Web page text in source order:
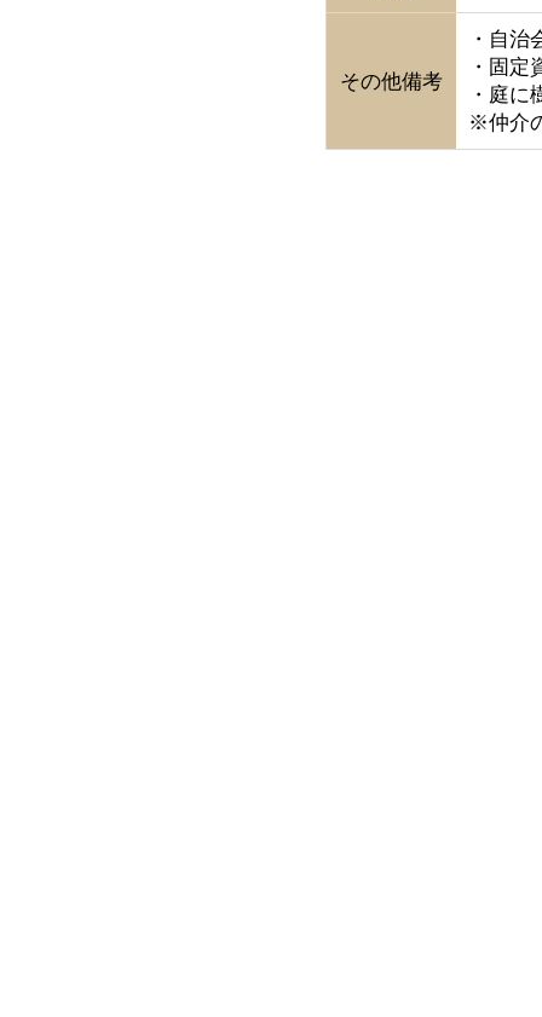
その他備考
・自治
・固定
・庭に
※仲介